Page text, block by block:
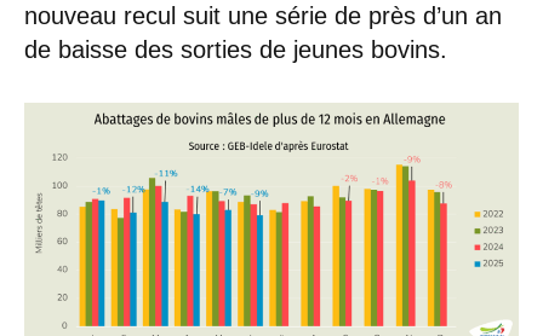
nouveau recul suit une série de près d’un an
de baisse des sorties de jeunes bovins.